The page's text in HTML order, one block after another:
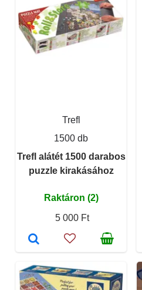
Trefl
1500 db
Trefl alátét 1500 darabos
puzzle kirakásához
Raktáron (2)
5 000 Ft